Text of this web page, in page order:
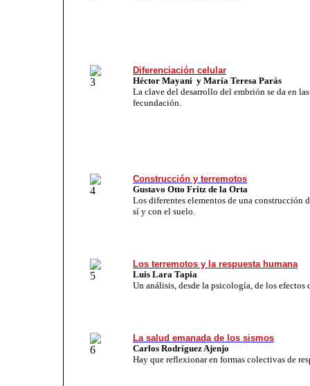
Diferenciación celular
Héctor Mayani y María Teresa Parás
La clave del desarrollo del embrión se da en
fecundación.
Construcción y terremotos
Gustavo Otto Fritz de la Orta
Los diferentes elementos de una construcción
sí y con el suelo.
Los terremotos y la respuesta humana
Luis Lara Tapia
Un análisis, desde la psicología, de los efectos
La salud emanada de los sismos
Carlos Rodríguez Ajenjo
Hay que reflexionar en formas colectivas de